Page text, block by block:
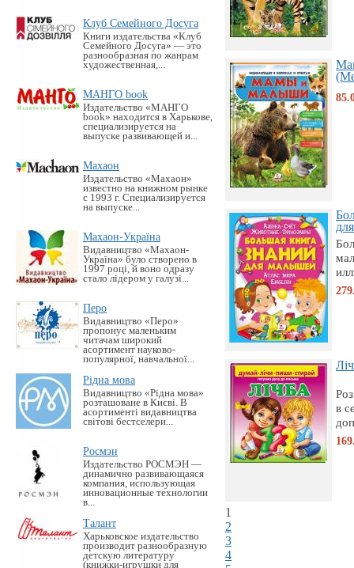
Клуб Семейного Досуга
Книги издательства «Клуб
Семейного Досуга» — это
разнообразная по жанрам
художественная,...
МАНГО book
Издательство «MАНГО
book» находится в Харькове,
специализируется на
выпуске развивающей и...
Махаон
Издательство «Махаон»
известно на книжном рынке
с 1993 г. Специализируется
на выпуске...
Махаон-Україна
Видавництво «Махаон-
Україна» було створено в
1997 році, й воно одразу
стало лідером у галузі...
Перо
Видавництво «Перо»
пропонує маленьким
читачам широкий
асортимент науково-
популярної, навчальної...
Рідна мова
Видавництво «Рідна мова»
розташоване в Києві. В
асортименті видавництва
світові бестселери...
Росмэн
Издательство РОСМЭН —
динамично развивающаяся
компания, использующая
инновационные технологии
в...
Талант
Харьковское издательство
производит разнообразную
детскую литературу
(книжки-игрушки для
в
1
2
3
4